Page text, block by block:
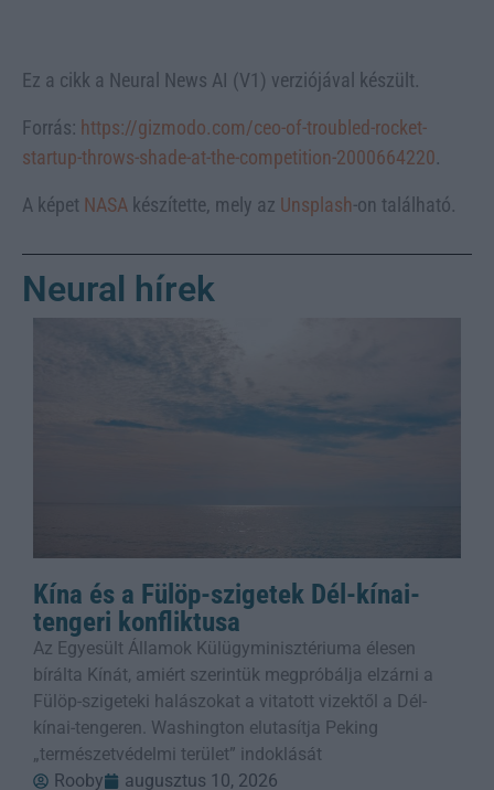
Ez a cikk a Neural News AI (V1) verziójával készült.
Forrás: https://gizmodo.com/ceo-of-troubled-rocket-
startup-throws-shade-at-the-competition-2000664220.
A képet NASA készítette, mely az Unsplash-on található.
Neural hírek
Kína és a Fülöp-szigetek Dél-kínai-
tengeri konfliktusa
Az Egyesült Államok Külügyminisztériuma élesen
bírálta Kínát, amiért szerintük megpróbálja elzárni a
Fülöp-szigeteki halászokat a vitatott vizektől a Dél-
kínai-tengeren. Washington elutasítja Peking
„természetvédelmi terület” indoklását
Rooby
augusztus 10, 2026